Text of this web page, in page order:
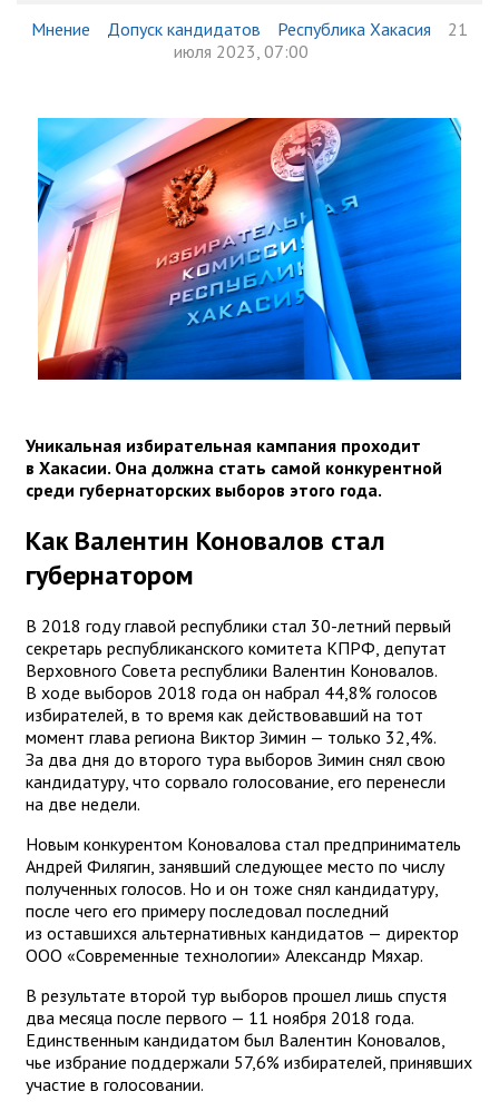
Мнение Допуск кандидатов Республика Хакасия
21
июля 2023, 07:00
Уникальная избирательная кампания проходит
в Хакасии. Она должна стать самой конкурентной
среди губернаторских выборов этого года.
Как Валентин Коновалов стал
губернатором
В 2018 году главой республики стал 30-летний первый
секретарь республиканского комитета КПРФ, депутат
Верховного Совета республики Валентин Коновалов.
В ходе выборов 2018 года он набрал 44,8% голосов
избирателей, в то время как действовавший на тот
момент глава региона Виктор Зимин — только 32,4%.
За два дня до второго тура выборов Зимин снял свою
кандидатуру, что сорвало голосование, его перенесли
на две недели.
Новым конкурентом Коновалова стал предприниматель
Андрей Филягин, занявший следующее место по числу
полученных голосов. Но и он тоже снял кандидатуру,
после чего его примеру последовал последний
из оставшихся альтернативных кандидатов — директор
ООО «Современные технологии» Александр Мяхар.
В результате второй тур выборов прошел лишь спустя
два месяца после первого — 11 ноября 2018 года.
Единственным кандидатом был Валентин Коновалов,
чье избрание поддержали 57,6% избирателей, принявших
участие в голосовании.